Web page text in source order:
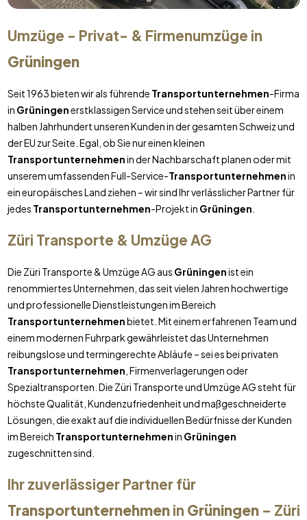
Umzüge - Privat- & Firmenumzüge in
Grüningen
Seit 1963 bieten wir als führende Transportunternehmen-Firma
in Grüningenerstklassigen Service und stehen seit über einem
halben Jahrhundert unseren Kunden in der gesamten Schweiz und
der EU zur Seite. Egal, ob Sie nur einen kleinen
Transportunternehmenin der Nachbarschaft planen oder mit
unserem umfassenden Full-Service-Transportunternehmenin
ein europäisches Land ziehen – wir sind Ihr verlässlicher Partner für
jedes Transportunternehmen-Projekt in Grüningen
Züri Transporte & Umzüge AG
Die Züri Transporte & Umzüge AG aus Grüningenist ein
renommiertes Unternehmen, das seit vielen Jahren hochwertige
und professionelle Dienstleistungen im Bereich
Transportunternehmenbietet. Mit einem erfahrenen Team und
einem modernen Fuhrpark gewährleistet das Unternehmen
reibungslose und termingerechte Abläufe – sei es bei privaten
Transportunternehmen , Firmenverlagerungen oder
Spezialtransporten. Die Züri Transporte und Umzüge AG steht für
höchste Qualität, Kundenzufriedenheit und maßgeschneiderte
Lösungen, die exakt auf die individuellen Bedürfnisse der Kunden
im Bereich Transportunternehmenin Grüningen
zugeschnitten sind.
Ihr zuverlässiger Partner für
Transportunternehmenin Grüningen– Züri